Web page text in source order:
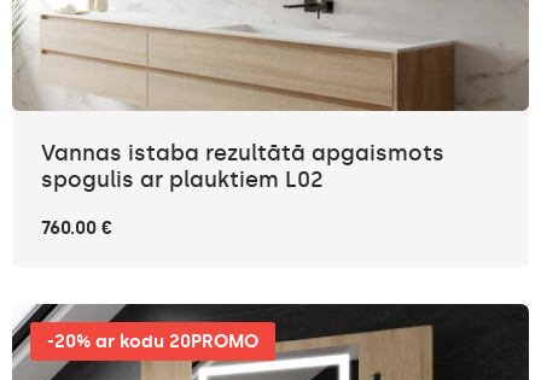
Vannas istaba rezultātā apgaismots
spogulis ar plauktiem L02
760.00 €
-20% ar kodu 20PROMO